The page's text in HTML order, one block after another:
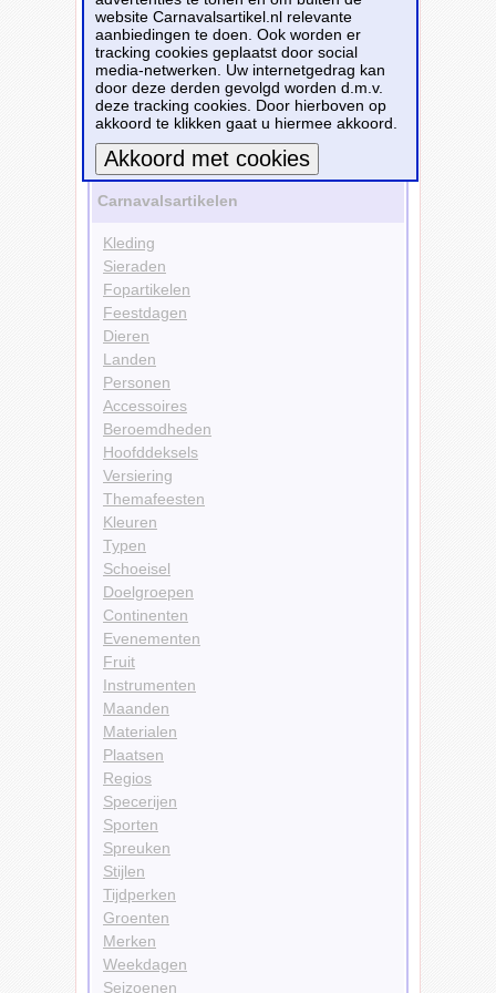
Bestellen
Versiering
Sjerpen
Bekijk alle carnavalsartikelen
Carnavalsartikelen
Kleding
Sieraden
Fopartikelen
Feestdagen
Dieren
Landen
Personen
Accessoires
Beroemdheden
Hoofddeksels
Versiering
Themafeesten
Kleuren
Typen
Schoeisel
Doelgroepen
Continenten
Evenementen
Fruit
Instrumenten
Maanden
Materialen
Plaatsen
Regios
Specerijen
Sporten
Spreuken
Stijlen
Tijdperken
Groenten
Merken
Weekdagen
Seizoenen
website Carnavalsartikel.nl relevante
aanbiedingen te doen. Ook worden er
tracking cookies geplaatst door social
media-netwerken. Uw internetgedrag kan
door deze derden gevolgd worden d.m.v.
deze tracking cookies. Door hierboven op
akkoord te klikken gaat u hiermee akkoord.
Meer informatie